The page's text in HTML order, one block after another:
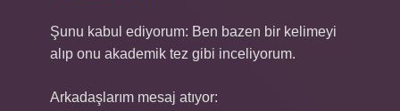
Şunu kabul ediyorum: Ben bazen bir kelimeyi
alıp onu akademik tez gibi inceliyorum.
Arkadaşlarım mesaj atıyor: